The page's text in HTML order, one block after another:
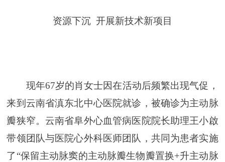
资源下沉 开展新技术新项目
现年67岁的肖女士因在活动后频繁出现气促，
来到云南省滇东北中心医院就诊，被确诊为主动脉
瓣狭窄。云南省阜外心血管病医院院长助理王小啟
带领团队与医院心外科医师团队，共同为患者实施
了“保留主动脉窦的主动脉瓣生物瓣置换+升主动脉